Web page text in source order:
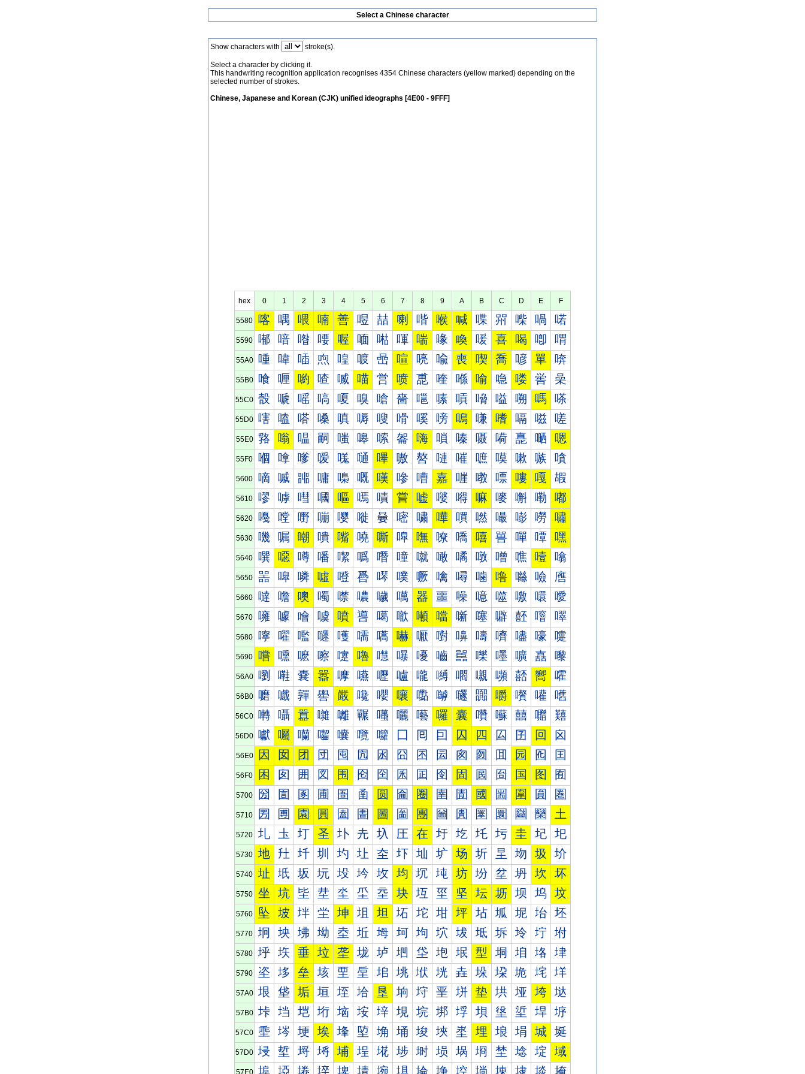
Select a Chinese character
Show characters with stroke(s).
Select a character by clicking it.
This handwriting recognition application recognises 4354 Chinese characters (yellow marked) depending on the
selected number of strokes.
Chinese, Japanese and Korean (CJK) unified ideographs [4E00 - 9FFF]
hex 0 1 2 3 4 5 6 7 8 9 A B C D E F
5580 喀 喁 喂 喃 善 喅 喆 喇 喈 喉 喊 喋 喌 喍 喎 喏
5590 喐 喑 喒 喓 喔 喕 喖 喗 喘 喙 喚 喛 喜 喝 喞 喟
55A0 喠 喡 喢 喣 喤 喥 喦 喧 喨 喩 喪 喫 喬 喭 單 喯
55B0 喰 喱 喲 喳 喴 喵 営 喷 喸 喹 喺 喻 喼 喽 喾 喿
55C0 嗀 嗁 嗂 嗃 嗄 嗅 嗆 嗇 嗈 嗉 嗊 嗋 嗌 嗍 嗎 嗏
55D0 嗐 嗑 嗒 嗓 嗔 嗕 嗖 嗗 嗘 嗙 嗚 嗛 嗜 嗝 嗞 嗟
55E0 嗠 嗡 嗢 嗣 嗤 嗥 嗦 嗧 嗨 嗩 嗪 嗫 嗬 嗭 嗮 嗯
55F0 嗰 嗱 嗲 嗳 嗴 嗵 嗶 嗷 嗸 嗹 嗺 嗻 嗼 嗽 嗾 嗿
5600 嘀 嘁 嘂 嘃 嘄 嘅 嘆 嘇 嘈 嘉 嘊 嘋 嘌 嘍 嘎 嘏
5610 嘐 嘑 嘒 嘓 嘔 嘕 嘖 嘗 嘘 嘙 嘚 嘛 嘜 嘝 嘞 嘟
5620 嘠 嘡 嘢 嘣 嘤 嘥 嘦 嘧 嘨 嘩 嘪 嘫 嘬 嘭 嘮 嘯
5630 嘰 嘱 嘲 嘳 嘴 嘵 嘶 嘷 嘸 嘹 嘺 嘻 嘼 嘽 嘾 嘿
5640 噀 噁 噂 噃 噄 噅 噆 噇 噈 噉 噊 噋 噌 噍 噎 噏
5650 噐 噑 噒 噓 噔 噕 噖 噗 噘 噙 噚 噛 噜 噝 噞 噟
5660 噠 噡 噢 噣 噤 噥 噦 噧 器 噩 噪 噫 噬 噭 噮 噯
5670 噰 噱 噲 噳 噴 噵 噶 噷 噸 噹 噺 噻 噼 噽 噾 噿
5680 嚀 嚁 嚂 嚃 嚄 嚅 嚆 嚇 嚈 嚉 嚊 嚋 嚌 嚍 嚎 嚏
5690 嚐 嚑 嚒 嚓 嚔 嚕 嚖 嚗 嚘 嚙 嚚 嚛 嚜 嚝 嚞 嚟
56A0 嚠 嚡 嚢 嚣 嚤 嚥 嚦 嚧 嚨 嚩 嚪 嚫 嚬 嚭 嚮 嚯
56B0 嚰 嚱 嚲 嚳 嚴 嚵 嚶 嚷 嚸 嚹 嚺 嚻 嚼 嚽 嚾 嚿
56C0 囀 囁 囂 囃 囄 囅 囆 囇 囈 囉 囊 囋 囌 囍 囎 囏
56D0 囐 囑 囒 囓 囔 囕 囖 囗 囘 囙 囚 四 囜 囝 回 囟
56E0 因 囡 团 団 囤 囥 囦 囧 囨 囩 囪 囫 囬 园 囮 囯
56F0 困 囱 囲 図 围 囵 囶 囷 囸 囹 固 囻 囼 国 图 囿
5700 圀 圁 圂 圃 圄 圅 圆 圇 圈 圉 圊 國 圌 圍 圎 圏
5710 圐 圑 園 圓 圔 圕 圖 圗 團 圙 圚 圛 圜 圝 圞 土
5720 圠 圡 圢 圣 圤 圥 圦 圧 在 圩 圪 圫 圬 圭 圮 圯
5730 地 圱 圲 圳 圴 圵 圶 圷 圸 圹 场 圻 圼 圽 圾 圿
5740 址 坁 坂 坃 坄 坅 坆 均 坈 坉 坊 坋 坌 坍 坎 坏
5750 坐 坑 坒 坓 坔 坕 坖 块 坘 坙 坚 坛 坜 坝 坞 坟
5760 坠 坡 坢 坣 坤 坥 坦 坧 坨 坩 坪 坫 坬 坭 坮 坯
5770 坰 坱 坲 坳 坴 坵 坶 坷 坸 坹 坺 坻 坼 坽 坾 坿
5780 垀 垁 垂 垃 垄 垅 垆 垇 垈 垉 垊 型 垌 垍 垎 垏
5790 垐 垑 垒 垓 垔 垕 垖 垗 垘 垙 垚 垛 垜 垝 垞 垟
57A0 垠 垡 垢 垣 垤 垥 垦 垧 垨 垩 垪 垫 垬 垭 垮 垯
57B0 垰 垱 垲 垳 垴 垵 垶 垷 垸 垹 垺 垻 垼 垽 垾 垿
57C0 埀 埁 埂 埃 埄 埅 埆 埇 埈 埉 埊 埋 埌 埍 城 埏
57D0 埐 埑 埒 埓 埔 埕 埖 埗 埘 埙 埚 埛 埜 埝 埞 域
57E0 埠 埡 埢 埣 埤 埥 埦 埧 埨 埩 埪 埫 埬 埭 埮 埯